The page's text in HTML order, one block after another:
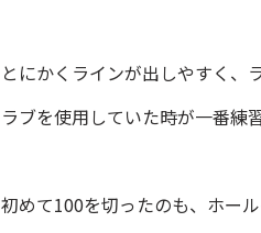
とにかくラインが出しやすく、
ラブを使用していた時が一番練
初めて100を切ったのも、ホー